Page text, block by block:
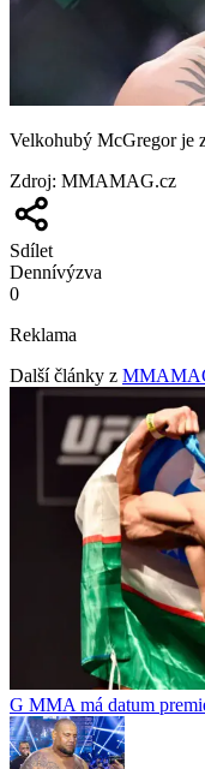
Velkohubý McGregor je
Zdroj: MMAMAG.cz
Sdílet
Dennívýzva
0
Reklama
Další články z
G MMA má datum